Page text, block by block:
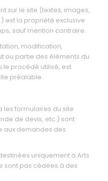
sur le site (textes, images,
est la propriété exclusive
sauf mention contraire.
modification,
ou partie des éléments du
le procédé utilisé, est
préalable.
les formulaires du site
de devis, etc.) sont
aux demandes des
uniquement à Arts
sont pas cédées à des